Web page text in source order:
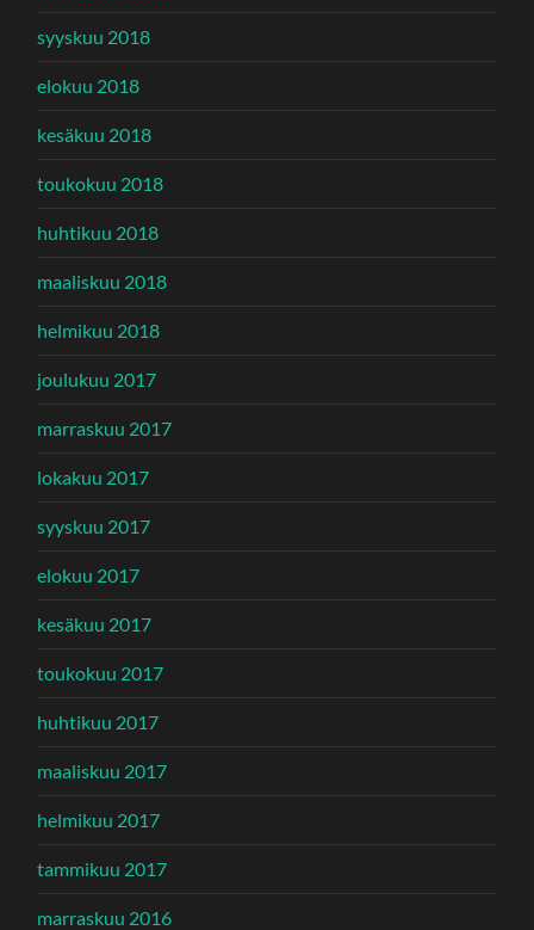
syyskuu 2018
elokuu 2018
kesäkuu 2018
toukokuu 2018
huhtikuu 2018
maaliskuu 2018
helmikuu 2018
joulukuu 2017
marraskuu 2017
lokakuu 2017
syyskuu 2017
elokuu 2017
kesäkuu 2017
toukokuu 2017
huhtikuu 2017
maaliskuu 2017
helmikuu 2017
tammikuu 2017
marraskuu 2016